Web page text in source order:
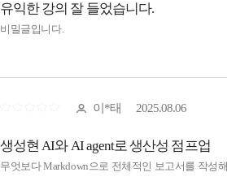
유익한 강의 잘 들었습니다.
비밀글입니다.
이*태 2025.08.06
생성현 AI와 AI agent로 생산성 점프업
무엇보다 Markdown으로 전체적인 보고서를 작성